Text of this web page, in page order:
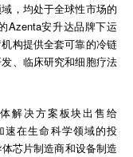
，均处于全球性市场的
Azenta安升达品牌下运
构提供全套可靠的冷链
、临床研究和细胞疗法
解决方案板块出售给
速在生命科学领域的投
芯片制造商和设备制造